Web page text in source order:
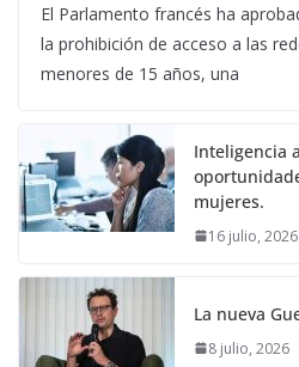
El Parlamento francés ha
la prohibición de acceso a las
menores de 15 años, una
Inteligencia
mujeres.
16 julio, 2026
La nueva
8 julio, 2026